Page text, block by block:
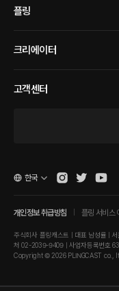
플링
크리에이터
고객센터
개인정보 취급방침 플링 서비스
주식회사 플링캐스트 | 대표 남성률 |
처 02-2039-9409 | 사업자등록번호
Copyright © 2026 PLINGCAST co.,
한국